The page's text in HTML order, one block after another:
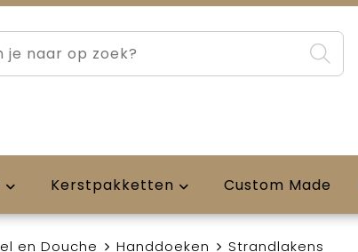
Kerstpakketten Custom Made
en Douche Handdoeken Strandlakens